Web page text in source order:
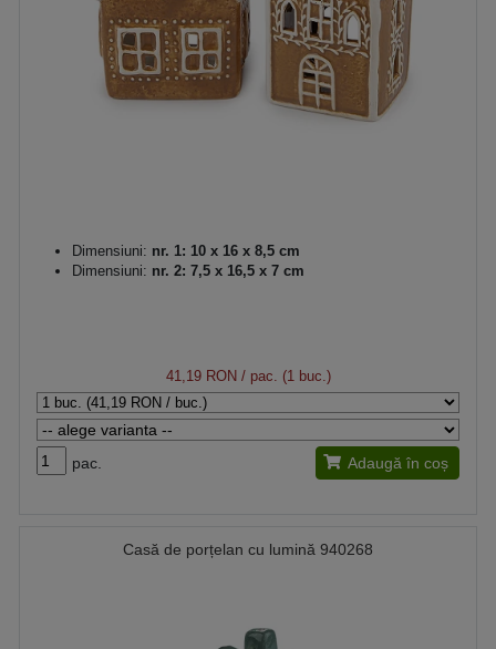
Dimensiuni: nr. 1: 10 x 16 x 8,5 cm
Dimensiuni: nr. 2: 7,5 x 16,5 x 7 cm
41,19 RON / pac. (1 buc.)
pac. Adaugă în coș
Casă de porțelan cu lumină 940268